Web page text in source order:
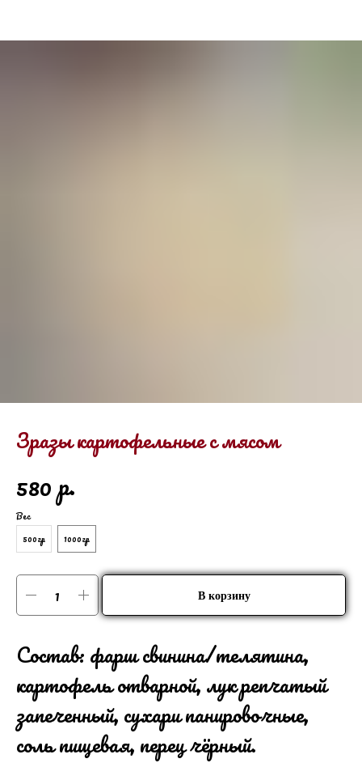
Зразы картофельные с мясом
580р.
Вес
500гр
1000гр
В корзину
Состав: фарш свинина/телятина,
картофель отварной, лук репчатый
запеченный, сухари панировочные,
соль пищевая, перец чёрный.